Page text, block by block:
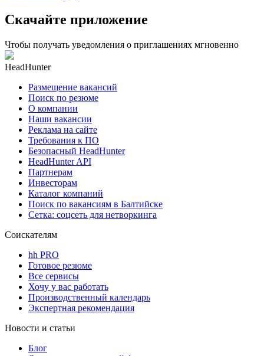
Скачайте приложение
Чтобы получать уведомления о приглашениях мгновенно
HeadHunter
Размещение вакансий
Поиск по резюме
О компании
Наши вакансии
Реклама на сайте
Требования к ПО
Безопасный HeadHunter
HeadHunter API
Партнерам
Инвесторам
Каталог компаний
Поиск по вакансиям в Балтийске
Сетка: соцсеть для нетворкинга
Соискателям
hh PRO
Готовое резюме
Все сервисы
Хочу у вас работать
Производственный календарь
Экспертная рекомендация
Новости и статьи
Блог